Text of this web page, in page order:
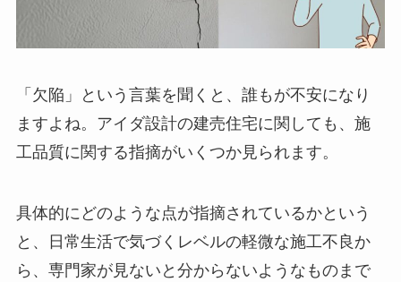
「欠陥」という言葉を聞くと、誰もが不安になり
ますよね。アイダ設計の建売住宅に関しても、施
工品質に関する指摘がいくつか見られます。
具体的にどのような点が指摘されているかという
と、日常生活で気づくレベルの軽微な施工不良か
ら、専門家が見ないと分からないようなものまで